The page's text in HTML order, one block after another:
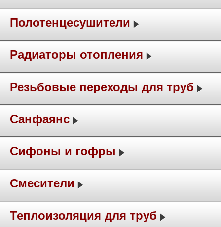
Полотенцесушители
Радиаторы отопления
Резьбовые переходы для труб
Санфаянс
Сифоны и гофры
Смесители
Теплоизоляция для труб